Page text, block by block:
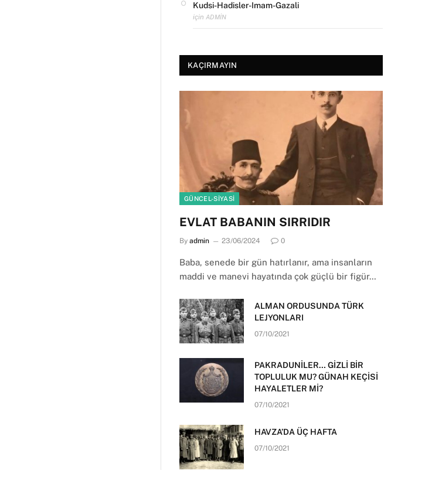
Kudsi-Hadisler-Imam-Gazali
için ADMIN
KAÇIRMAYIN
GÜNCEL-SIYASI
EVLAT BABANIN SIRRIDIR
By admin 23/06/2024 0
Baba, senede bir gün hatırlanır, ama insanların
maddi ve manevi hayatında çok güçlü bir figür…
ALMAN ORDUSUNDA TÜRK
LEJYONLARI
07/10/2021
PAKRADUNİLER… GİZLİ BİR
TOPLULUK MU? GÜNAH KEÇİSİ
HAYALETLER Mİ?
07/10/2021
HAVZA’DA ÜÇ HAFTA
07/10/2021